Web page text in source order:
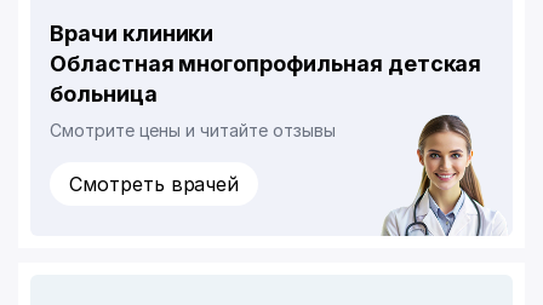
Врачи клиники
Областная многопрофильная детская
больница
Смотрите цены и читайте отзывы
Смотреть врачей